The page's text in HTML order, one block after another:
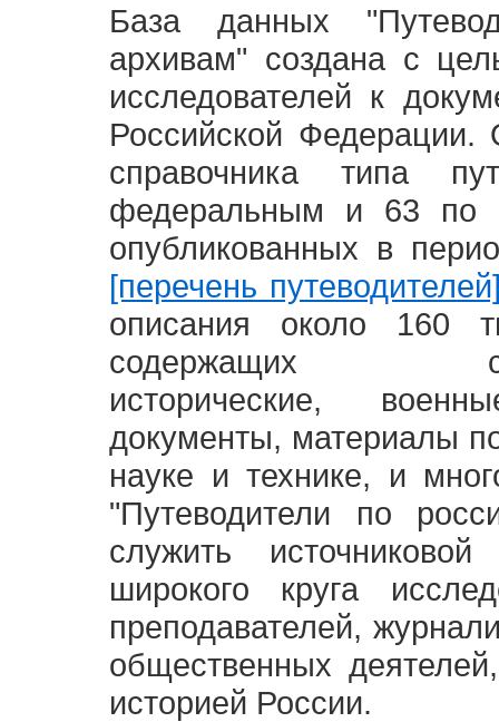
База данных
архивам" создана с
исследователей к
Российской
справочника типа
федеральным и 63 по
опубликованных в
[перечень
описания около 160
содержащих
исторические,
документы, материалы
науке и технике, и
"Путеводители по
служить
широкого круга
преподавателей,
общественных
историей России.